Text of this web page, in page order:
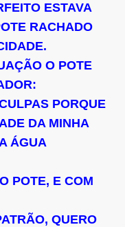
ESTAVA
RACHADO
O POTE
PORQUE
DA MINHA
ÁGUA
POTE, E COM
QUERO